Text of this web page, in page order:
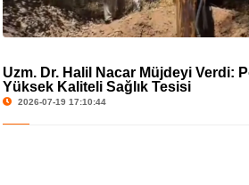
Uzm. Dr. Halil Nacar Müjdeyi Verdi:
Yüksek Kaliteli Sağlık Tesisi
2026-07-19 17:10:44